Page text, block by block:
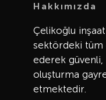
Hakkımızda
Çelikoğlu
sektördeki tüm
ederek
oluşturma
etmektedir.